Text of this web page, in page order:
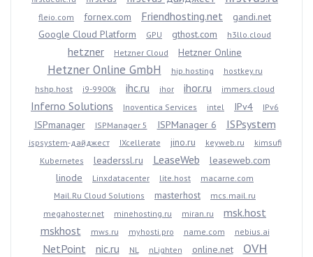
fleio.com fornex.com Friendhosting.net
gandi.net
Google Cloud Platform
GPU gthost.com h3llo.cloud
hetzner Hetzner Cloud Hetzner Online
Hetzner Online GmbH hip.hosting
hostkey.ru
hshp.host
i9-9900k ihc.ru ihor ihor.ru immers.cloud
Inferno Solutions Inoventica Services intel IPv4 IPv6
ISPmanager ISPManager 5 ISPManager 6 ISPsystem
ispsystem-дайджест IXcellerate jino.ru keyweb.ru
kimsufi
Kubernetes
leaderssl.ru LeaseWeb
leaseweb.com
linode
Linxdatacenter lite.host
macarne.com
Mail.Ru Cloud Solutions
masterhost
mcs.mail.ru
megahoster.net
minehosting.ru miran.ru
msk.host
mskhost
mws.ru myhosti.pro name.com nebius.ai
NetPoint nic.ru NL nLighten online.net OVH